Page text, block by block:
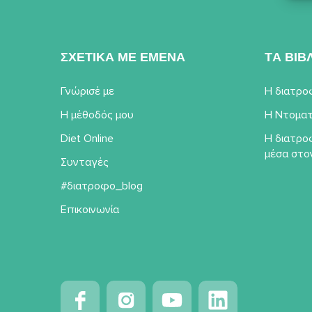
ΣΧΕΤΙΚΑ ΜΕ ΕΜΕΝΑ
Γνώρισέ με
Η μέθοδός μου
Diet Online
Συνταγές
#διατροφο_blog
Επικοινωνία
TΑ
Η
Η
Η
μέσα